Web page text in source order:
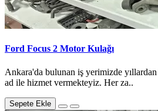
Ford Focus 2 Motor Kulağı
Ankara'da bulunan iş yerimizde yıllardan
ad ile hizmet vermekteyiz. Her za..
Sepete Ekle